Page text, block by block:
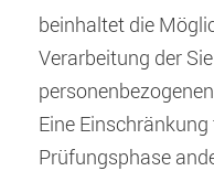
beinhaltet die
Verarbeitung der
Eine
Prüfungsphase